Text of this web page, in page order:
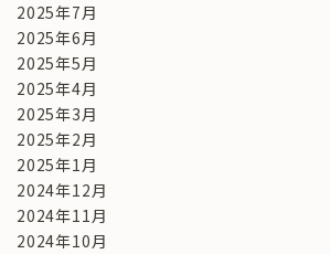
2025年7月
2025年6月
2025年5月
2025年4月
2025年3月
2025年2月
2025年1月
2024年12月
2024年11月
2024年10月